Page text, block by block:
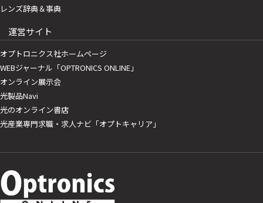
レンズ辞典＆事典
運営サイト
オプトロニクス社ホームページ
WEBジャーナル「OPTRONICS ONLINE」
オンライン展示会
光製品Navi
光のオンライン書店
光産業専門求職・求人ナビ「オプトキャリア」